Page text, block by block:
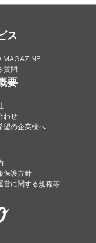
ス
MAGAZINE
質問
要
わせ
望の企業様へ
保護方針
営に関する規程等